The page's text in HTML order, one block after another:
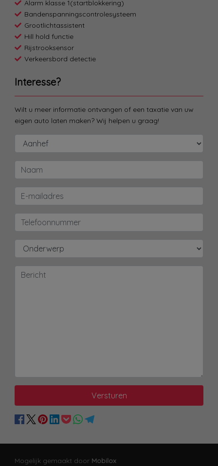
Alarm klasse 1(startblokkering)
Bandenspanningscontrolesysteem
Grootlichtassistent
Hill hold functie
Rijstrooksensor
Verkeersbord detectie
Interesse?
Wilt u meer informatie ontvangen of een taxatie van uw
eigen auto laten maken? Wij helpen u graag!
Versturen
Mogelijk gemaakt door Mobilox